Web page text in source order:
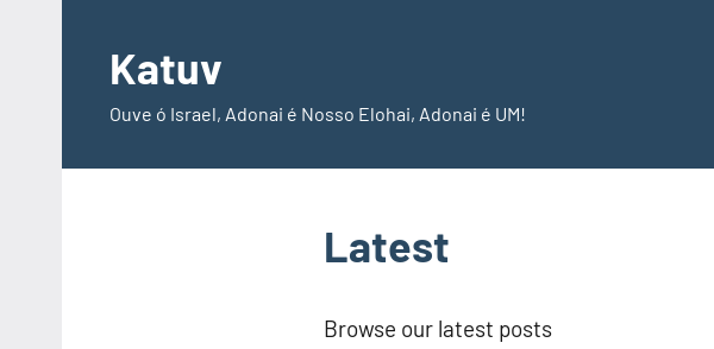
conteúdo
Katuv
Ouve ó Israel, Adonai é Nosso Elohai, Adonai é UM!
Latest
Browse our latest posts